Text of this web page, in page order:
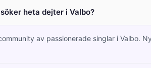
heta dejter i Valbo?
av passionerade singlar i Valbo.